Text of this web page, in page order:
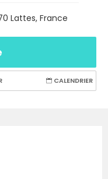
Lattes, France
CALENDRIER